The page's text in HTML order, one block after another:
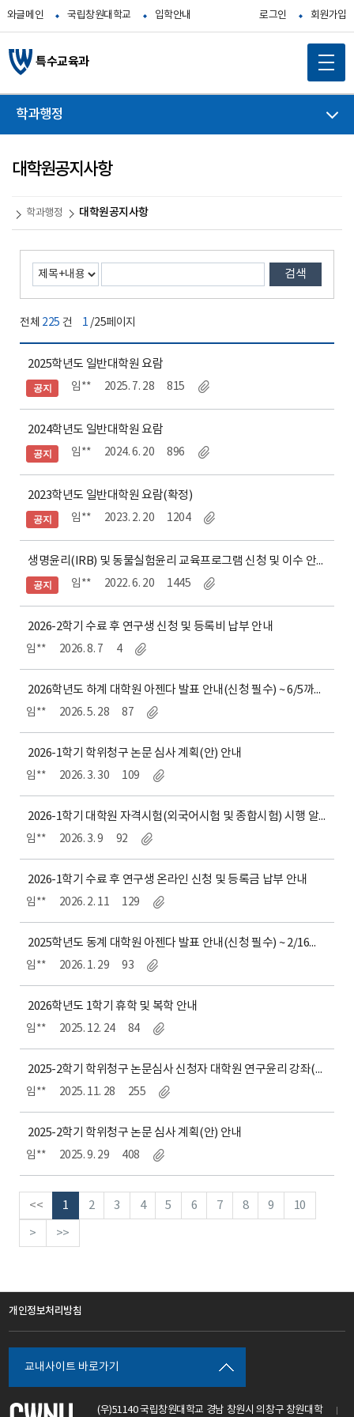
와글메인 국립창원대학교 입학안내 로그인 회원가입
특수교육과
학과행정
대학원공지사항
학과행정 대학원공지사항
검색
전체 225 건 1 /25페이지
공지
2025학년도 일반대학원 요람
임** 2025. 7. 28 815
공지
2024학년도 일반대학원 요람
임** 2024. 6. 20 896
공지
2023학년도 일반대학원 요람(확정)
임** 2023. 2. 20 1204
공지
생명윤리(IRB) 및 동물실험윤리 교육프로그램 신청 및 이수 안내
임** 2022. 6. 20 1445
2026-2학기 수료 후 연구생 신청 및 등록비 납부 안내
임** 2026. 8. 7 4
2026학년도 하계 대학원 아젠다 발표 안내(신청 필수) ~ 6/5까지 신청
임** 2026. 5. 28 87
2026-1학기 학위청구 논문 심사 계획(안) 안내
임** 2026. 3. 30 109
2026-1학기 대학원 자격시험(외국어시험 및 종합시험) 시행 알림
임** 2026. 3. 9 92
2026-1학기 수료 후 연구생 온라인 신청 및 등록금 납부 안내
임** 2026. 2. 11 129
2025학년도 동계 대학원 아젠다 발표 안내(신청 필수) ~ 2/16까지 신청
임** 2026. 1. 29 93
2026학년도 1학기 휴학 및 복학 안내
임** 2025. 12. 24 84
2025-2학기 학위청구 논문심사 신청자 대학원 연구윤리 강좌(온라인) 수강 안내
임** 2025. 11. 28 255
2025-2학기 학위청구 논문 심사 계획(안) 안내
임** 2025. 9. 29 408
<< 1 2 3 4 5 6 7 8 9 10
> >>
개인정보처리방침
교내사이트 바로가기
(우)51140 국립창원대학교 경남 창원시 의창구 창원대학